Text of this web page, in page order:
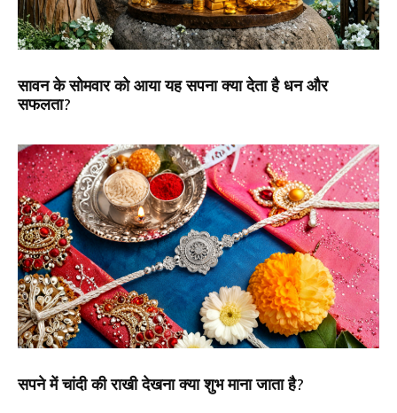
सावन के सोमवार को आया यह सपना क्या देता है धन और
सफलता?
सपने में चांदी की राखी देखना क्या शुभ माना जाता है?